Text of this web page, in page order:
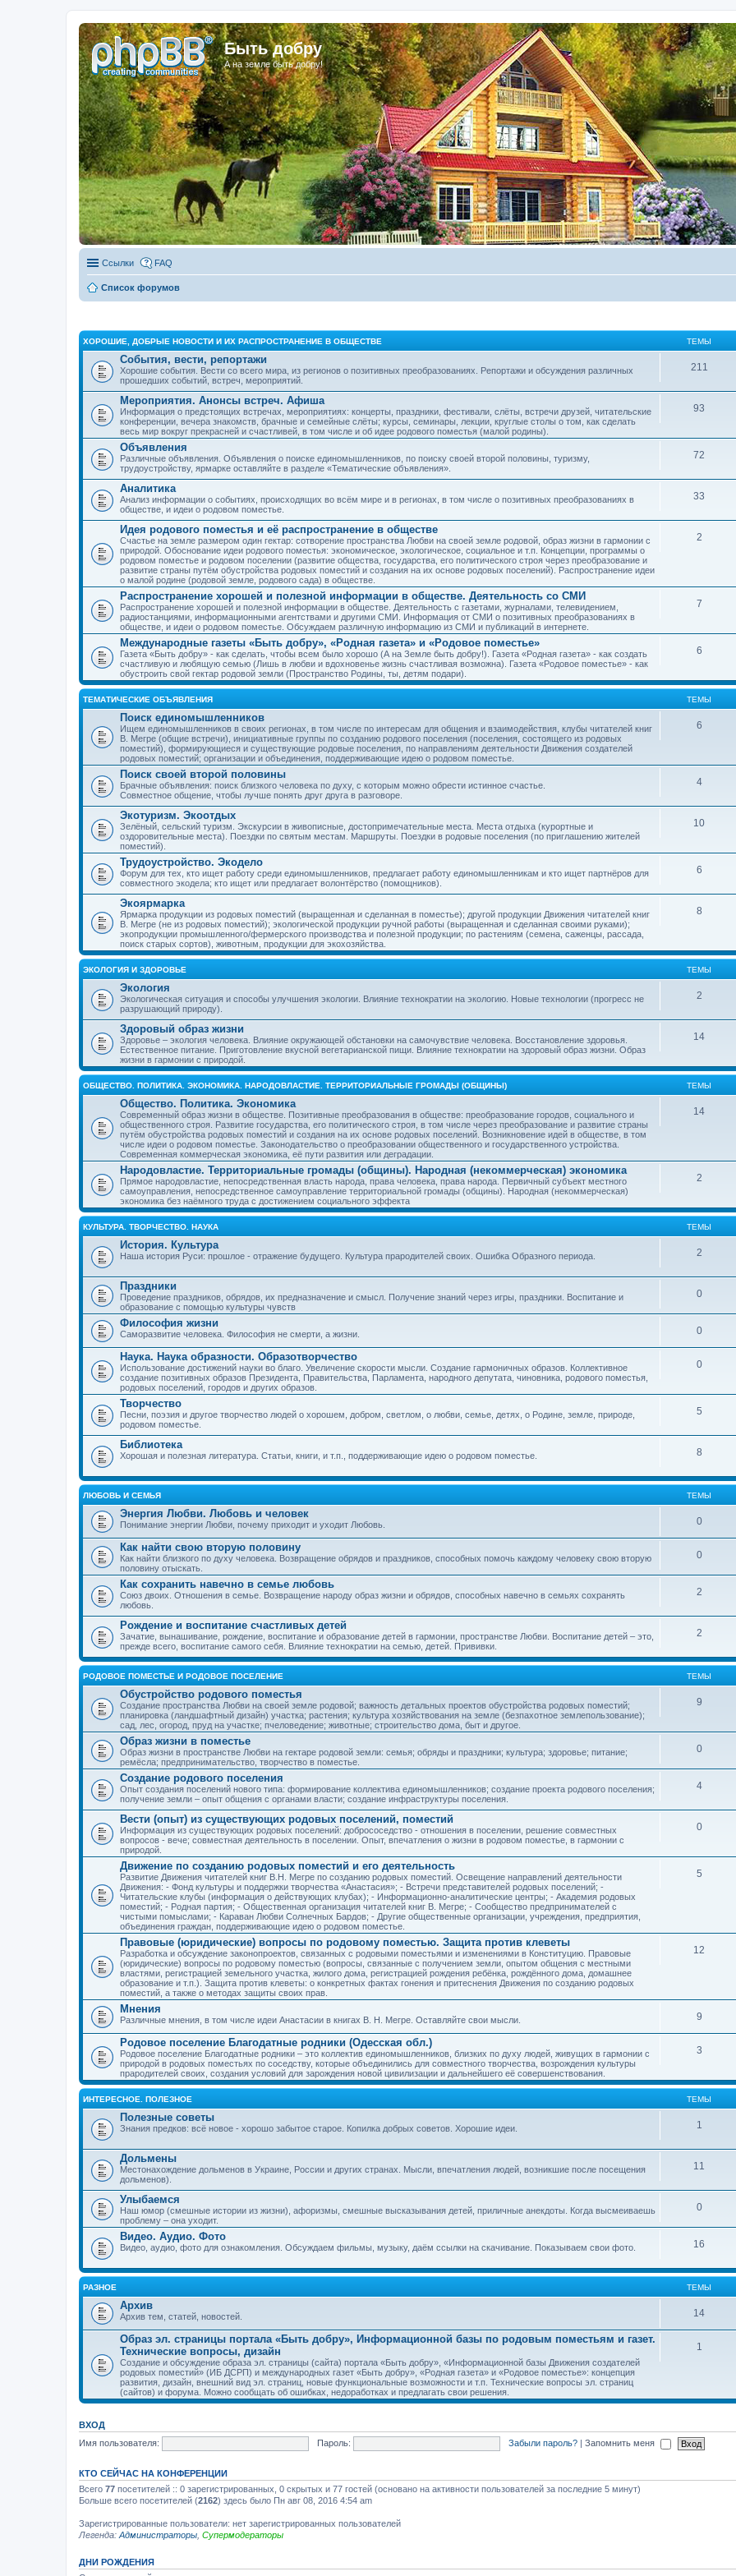
Быть добру
А на земле быть добру!
Ссылки FAQ
Список форумов
ХОРОШИЕ, ДОБРЫЕ НОВОСТИ И ИХ РАСПРОСТРАНЕНИЕ В ОБЩЕСТВЕ ТЕМЫ
События, вести, репортажи
Хорошие события. Вести со всего мира, из регионов о позитивных преобразованиях. Репортажи и обсуждения различных
прошедших событий, встреч, мероприятий.
211
Мероприятия. Анонсы встреч. Афиша
Информация о предстоящих встречах, мероприятиях: концерты, праздники, фестивали, слёты, встречи друзей, читательские
конференции, вечера знакомств, брачные и семейные слёты; курсы, семинары, лекции, круглые столы о том, как сделать
весь мир вокруг прекрасней и счастливей, в том числе и об идее родового поместья (малой родины).
93
Объявления
Различные объявления. Объявления о поиске единомышленников, по поиску своей второй половины, туризму,
трудоустройству, ярмарке оставляйте в разделе «Тематические объявления».
72
Аналитика
Анализ информации о событиях, происходящих во всём мире и в регионах, в том числе о позитивных преобразованиях в
обществе, и идеи о родовом поместье.
33
Идея родового поместья и её распространение в обществе
Счастье на земле размером один гектар: сотворение пространства Любви на своей земле родовой, образ жизни в гармонии с
природой. Обоснование идеи родового поместья: экономическое, экологическое, социальное и т.п. Концепции, программы о
родовом поместье и родовом поселении (развитие общества, государства, его политического строя через преобразование и
развитие страны путём обустройства родовых поместий и создания на их основе родовых поселений). Распространение идеи
о малой родине (родовой земле, родового сада) в обществе.
2
Распространение хорошей и полезной информации в обществе. Деятельность со СМИ
Распространение хорошей и полезной информации в обществе. Деятельность с газетами, журналами, телевидением,
радиостанциями, информационными агентствами и другими СМИ. Информация от СМИ о позитивных преобразованиях в
обществе, и идеи о родовом поместье. Обсуждаем различную информацию из СМИ и публикаций в интернете.
7
Международные газеты «Быть добру», «Родная газета» и «Родовое поместье»
Газета «Быть добру» - как сделать, чтобы всем было хорошо (А на Земле быть добру!). Газета «Родная газета» - как создать
счастливую и любящую семью (Лишь в любви и вдохновенье жизнь счастливая возможна). Газета «Родовое поместье» - как
обустроить свой гектар родовой земли (Пространство Родины, ты, детям подари).
6
ТЕМАТИЧЕСКИЕ ОБЪЯВЛЕНИЯ ТЕМЫ
Поиск единомышленников
Ищем единомышленников в своих регионах, в том числе по интересам для общения и взаимодействия, клубы читателей книг
В. Мегре (общие встречи), инициативные группы по созданию родового поселения (поселения, состоящего из родовых
поместий), формирующиеся и существующие родовые поселения, по направлениям деятельности Движения создателей
родовых поместий; организации и объединения, поддерживающие идею о родовом поместье.
6
Поиск своей второй половины
Брачные объявления: поиск близкого человека по духу, с которым можно обрести истинное счастье.
Совместное общение, чтобы лучше понять друг друга в разговоре.
4
Экотуризм. Экоотдых
Зелёный, сельский туризм. Экскурсии в живописные, достопримечательные места. Места отдыха (курортные и
оздоровительные места). Поездки по святым местам. Маршруты. Поездки в родовые поселения (по приглашению жителей
поместий).
10
Трудоустройство. Экодело
Форум для тех, кто ищет работу среди единомышленников, предлагает работу единомышленникам и кто ищет партнёров для
совместного экодела; кто ищет или предлагает волонтёрство (помощников).
6
Экоярмарка
Ярмарка продукции из родовых поместий (выращенная и сделанная в поместье); другой продукции Движения читателей книг
В. Мегре (не из родовых поместий); экологической продукции ручной работы (выращенная и сделанная своими руками);
экопродукции промышленного/фермерского производства и полезной продукции; по растениям (семена, саженцы, рассада,
поиск старых сортов), животным, продукции для экохозяйства.
8
ЭКОЛОГИЯ И ЗДОРОВЬЕ ТЕМЫ
Экология
Экологическая ситуация и способы улучшения экологии. Влияние технократии на экологию. Новые технологии (прогресс не
разрушающий природу).
2
Здоровый образ жизни
Здоровье – экология человека. Влияние окружающей обстановки на самочувствие человека. Восстановление здоровья.
Естественное питание. Приготовление вкусной вегетарианской пищи. Влияние технократии на здоровый образ жизни. Образ
жизни в гармонии с природой.
14
ОБЩЕСТВО. ПОЛИТИКА. ЭКОНОМИКА. НАРОДОВЛАСТИЕ. ТЕРРИТОРИАЛЬНЫЕ ГРОМАДЫ (ОБЩИНЫ) ТЕМЫ
Общество. Политика. Экономика
Современный образ жизни в обществе. Позитивные преобразования в обществе: преобразование городов, социального и
общественного строя. Развитие государства, его политического строя, в том числе через преобразование и развитие страны
путём обустройства родовых поместий и создания на их основе родовых поселений. Возникновение идей в обществе, в том
числе идеи о родовом поместье. Законодательство о преобразовании общественного и государственного устройства.
Современная коммерческая экономика, её пути развития или деградации.
14
Народовластие. Территориальные громады (общины). Народная (некоммерческая) экономика
Прямое народовластие, непосредственная власть народа, права человека, права народа. Первичный субъект местного
самоуправления, непосредственное самоуправление территориальной громады (общины). Народная (некоммерческая)
экономика без наёмного труда с достижением социального эффекта
2
КУЛЬТУРА. ТВОРЧЕСТВО. НАУКА ТЕМЫ
История. Культура
Наша история Руси: прошлое - отражение будущего. Культура прародителей своих. Ошибка Образного периода. 2
Праздники
Проведение праздников, обрядов, их предназначение и смысл. Получение знаний через игры, праздники. Воспитание и
образование с помощью культуры чувств
0
Философия жизни
Саморазвитие человека. Философия не смерти, а жизни. 0
Наука. Наука образности. Образотворчество
Использование достижений науки во благо. Увеличение скорости мысли. Создание гармоничных образов. Коллективное
создание позитивных образов Президента, Правительства, Парламента, народного депутата, чиновника, родового поместья,
родовых поселений, городов и других образов.
0
Творчество
Песни, поэзия и другое творчество людей о хорошем, добром, светлом, о любви, семье, детях, о Родине, земле, природе,
родовом поместье.
5
Библиотека
Хорошая и полезная литература. Статьи, книги, и т.п., поддерживающие идею о родовом поместье. 8
ЛЮБОВЬ И СЕМЬЯ ТЕМЫ
Энергия Любви. Любовь и человек
Понимание энергии Любви, почему приходит и уходит Любовь. 0
Как найти свою вторую половину
Как найти близкого по духу человека. Возвращение обрядов и праздников, способных помочь каждому человеку свою вторую
половину отыскать.
0
Как сохранить навечно в семье любовь
Союз двоих. Отношения в семье. Возвращение народу образ жизни и обрядов, способных навечно в семьях сохранять
любовь.
2
Рождение и воспитание счастливых детей
Зачатие, вынашивание, рождение, воспитание и образование детей в гармонии, пространстве Любви. Воспитание детей – это,
прежде всего, воспитание самого себя. Влияние технократии на семью, детей. Прививки.
2
РОДОВОЕ ПОМЕСТЬЕ И РОДОВОЕ ПОСЕЛЕНИЕ ТЕМЫ
Обустройство родового поместья
Создание пространства Любви на своей земле родовой; важность детальных проектов обустройства родовых поместий;
планировка (ландшафтный дизайн) участка; растения; культура хозяйствования на земле (безпахотное землепользование);
сад, лес, огород, пруд на участке; пчеловедение; животные; строительство дома, быт и другое.
9
Образ жизни в поместье
Образ жизни в пространстве Любви на гектаре родовой земли: семья; обряды и праздники; культура; здоровье; питание;
ремёсла; предпринимательство, творчество в поместье.
0
Создание родового поселения
Опыт создания поселений нового типа: формирование коллектива единомышленников; создание проекта родового поселения;
получение земли – опыт общения с органами власти; создание инфраструктуры поселения.
4
Вести (опыт) из существующих родовых поселений, поместий
Информация из существующих родовых поселений: добрососедство - отношения в поселении, решение совместных
вопросов - вече; совместная деятельность в поселении. Опыт, впечатления о жизни в родовом поместье, в гармонии с
природой.
0
Движение по созданию родовых поместий и его деятельность
Развитие Движения читателей книг В.Н. Мегре по созданию родовых поместий. Освещение направлений деятельности
Движения: - Фонд культуры и поддержки творчества «Анастасия»; - Встречи представителей родовых поселений; -
Читательские клубы (информация о действующих клубах); - Информационно-аналитические центры; - Академия родовых
поместий; - Родная партия; - Общественная организация читателей книг В. Мегре; - Сообщество предпринимателей с
чистыми помыслами; - Караван Любви Солнечных Бардов; - Другие общественные организации, учреждения, предприятия,
объединения граждан, поддерживающие идею о родовом поместье.
5
Правовые (юридические) вопросы по родовому поместью. Защита против клеветы
Разработка и обсуждение законопроектов, связанных с родовыми поместьями и изменениями в Конституцию. Правовые
(юридические) вопросы по родовому поместью (вопросы, связанные с получением земли, опытом общения с местными
властями, регистрацией земельного участка, жилого дома, регистрацией рождения ребёнка, рождённого дома, домашнее
образование и т.п.). Защита против клеветы: о конкретных фактах гонения и притеснения Движения по созданию родовых
поместий, а также о методах защиты своих прав.
12
Мнения
Различные мнения, в том числе идеи Анастасии в книгах В. Н. Мегре. Оставляйте свои мысли. 9
Родовое поселение Благодатные родники (Одесская обл.)
Родовое поселение Благодатные родники – это коллектив единомышленников, близких по духу людей, живущих в гармонии с
природой в родовых поместьях по соседству, которые объединились для совместного творчества, возрождения культуры
прародителей своих, создания условий для зарождения новой цивилизации и дальнейшего её совершенствования.
3
ИНТЕРЕСНОЕ. ПОЛЕЗНОЕ ТЕМЫ
Полезные советы
Знания предков: всё новое - хорошо забытое старое. Копилка добрых советов. Хорошие идеи. 1
Дольмены
Местонахождение дольменов в Украине, России и других странах. Мысли, впечатления людей, возникшие после посещения
дольменов).
11
Улыбаемся
Наш юмор (смешные истории из жизни), афоризмы, смешные высказывания детей, приличные анекдоты. Когда высмеиваешь
проблему – она уходит.
0
Видео. Аудио. Фото
Видео, аудио, фото для ознакомления. Обсуждаем фильмы, музыку, даём ссылки на скачивание. Показываем свои фото. 16
РАЗНОЕ ТЕМЫ
Архив
Архив тем, статей, новостей. 14
Образ эл. страницы портала «Быть добру», Информационной базы по родовым поместьям и газет.
Технические вопросы, дизайн
Создание и обсуждение образа эл. страницы (сайта) портала «Быть добру», «Информационной базы Движения создателей
родовых поместий» (ИБ ДСРП) и международных газет «Быть добру», «Родная газета» и «Родовое поместье»: концепция
развития, дизайн, внешний вид эл. страниц, новые функциональные возможности и т.п. Технические вопросы эл. страниц
(сайтов) и форума. Можно сообщать об ошибках, недоработках и предлагать свои решения.
1
ВХОД
Имя пользователя:
Пароль: Забыли пароль? | Запомнить меня
КТО СЕЙЧАС НА КОНФЕРЕНЦИИ
Всего 77 посетителей :: 0 зарегистрированных, 0 скрытых и 77 гостей (основано на активности пользователей за последние 5 минут)
Больше всего посетителей (2162) здесь было Пн авг 08, 2016 4:54 am
Зарегистрированные пользователи: нет зарегистрированных пользователей
Легенда: Администраторы Супермодераторы
ДНИ РОЖДЕНИЯ